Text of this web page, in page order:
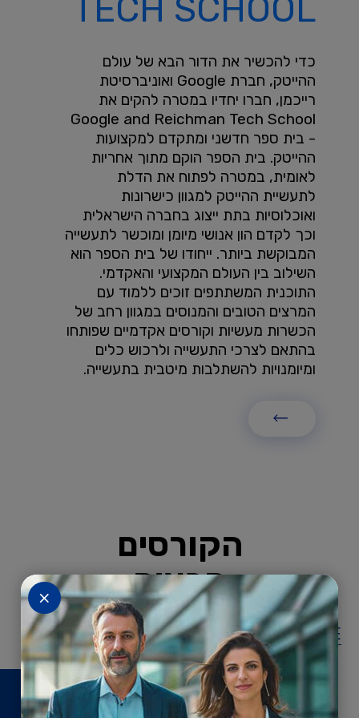
TECH SCHOOL
כדי להכשיר את הדור הבא של עולם
ההייטק, חברת Google ואוניברסיטת
רייכמן, חברו יחדיו במטרה להקים את
Google and Reichman Tech School
- בית ספר חדשני ומתקדם למקצועות
ההייטק. בית הספר הוקם מתוך אחריות
לאומית, במטרה לפתוח את הדלת
לתעשיית ההייטק למגוון כישרונות
ואוכלוסיות בתת ייצוג בחברה הישראלית
וכך לקדם הון אנושי מיומן ומוכשר לתעשייה
המבוקשת ביותר. ייחודו של בית הספר הוא
השילוב בין העולם המקצועי והאקדמי.
התוכנית המשתתפים זוכים ללמוד עם
המרצים הטובים והמנוסים במגוון רחב של
הכשרות מעשיות וקורסים אקדמיים שפותחו
בהתאם לצרכי התעשייה ולרכוש כלים
ומיומנויות להשתלבות מיטבית בתעשייה.
הקורסים
הבאים
EXECUTIVE
GLOBAL
TECH SCHOOL
×